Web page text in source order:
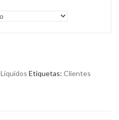
Líquidos Etiquetas: Clientes